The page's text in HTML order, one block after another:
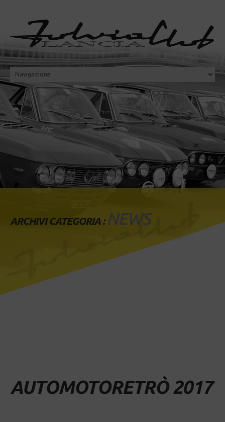
ARCHIVI CATEGORIA : NEWS
AUTOMOTORETRÒ 2017